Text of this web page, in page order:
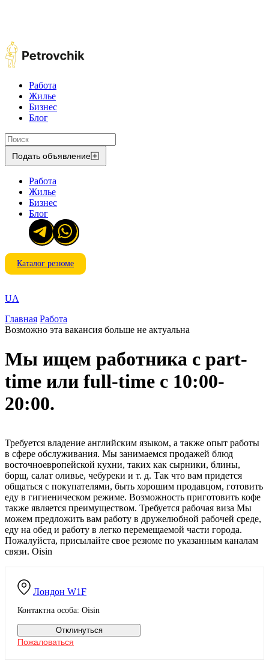
Работа
Жилье
Бизнес
Блог
Подать объявление
Работа
Жилье
Бизнес
Блог
Каталог резюме
UA
Главная Работа
Возможно эта вакансия больше не актуальна
Мы ищем работника с part-
time или full-time с 10:00-
20:00.
Лондон W1F
Контактна особа: Oisin
Отклинуться
Пожаловаться
Требуется владение английским языком, а также опыт работы
в сфере обслуживания. Мы занимаемся продажей блюд
восточноевропейской кухни, таких как сырники, блины,
борщ, салат оливье, чебуреки и т. д. Так что вам придется
общаться с покупателями, быть хорошим продавцом, готовить
еду в гигиеническом режиме. Возможность приготовить кофе
также является преимуществом. Требуется рабочая виза Мы
можем предложить вам работу в дружелюбной рабочей среде,
еду на обед и работу в легко перемещаемой части города.
Пожалуйста, присылайте свое резюме по указанным каналам
связи. Oisin